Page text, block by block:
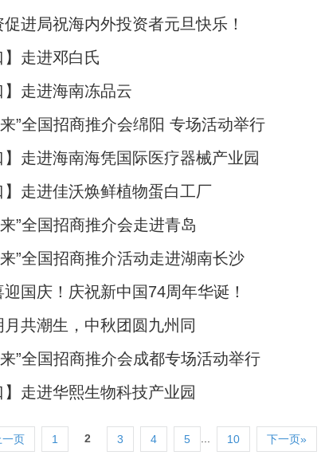
进局祝海内外投资者元旦快乐！
】走进邓白氏
】走进海南冻品云
”全国招商推介会绵阳 专场活动举行
】走进海南海凭国际医疗器械产业园
】走进佳沃焕鲜植物蛋白工厂
”全国招商推介会走进青岛
”全国招商推介活动走进湖南长沙
国庆！庆祝新中国74周年华诞！
共潮生，中秋团圆九州同
”全国招商推介会成都专场活动举行
】走进华熙生物科技产业园
一页 1 2 3 4 5 10 下一页»